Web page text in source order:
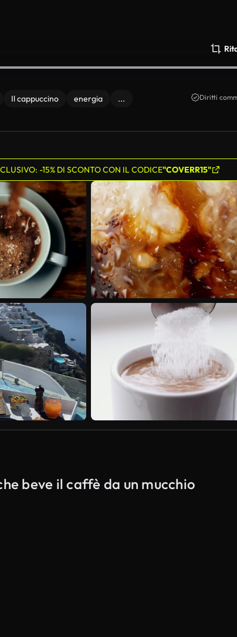
Il cappuccino energia ... Diritti
-15% DI SCONTO CON IL CODICE"COVERR15"
beve il caffè da un mucchio